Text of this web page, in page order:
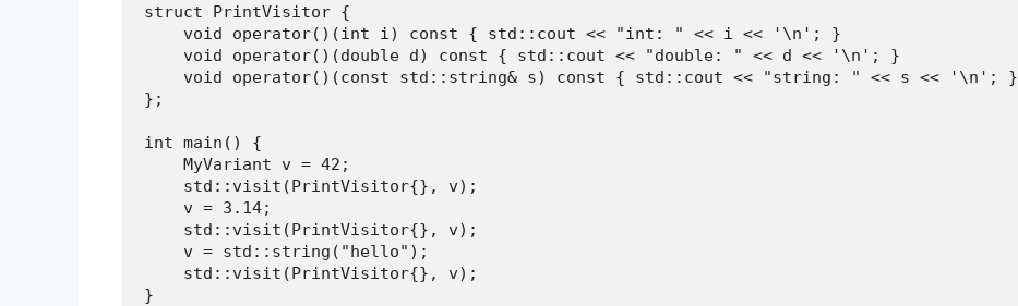
struct PrintVisitor {
    void operator()(int i) const { std::cout << "int: " << i << '\n'; }
    void operator()(double d) const { std::cout << "double: " << d << '\n'; }
    void operator()(const std::string& s) const { std::cout << "string: " << s << '\n'; }
};
int main() {
    MyVariant v = 42;
    std::visit(PrintVisitor{}, v);
    v = 3.14;
    std::visit(PrintVisitor{}, v);
    v = std::string("hello");
    std::visit(PrintVisitor{}, v);
}